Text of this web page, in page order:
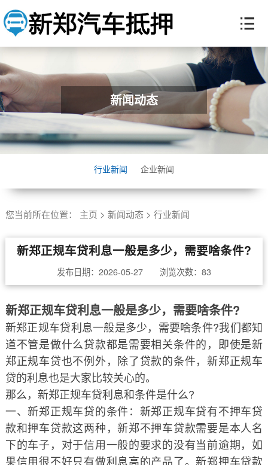
新闻动态
行业新闻 企业新闻
您当前所在位置： 主页 > 新闻动态> 行业新闻
​新郑正规车贷利息一般是多少，需要啥条件?
发布日期：2026-05-27 浏览次数： 83
新郑正规车贷利息一般是多少，需要啥条件?
新郑正规车贷利息一般是多少，需要啥条件?我们都知
道不管是做什么贷款都是需要相关条件的，即使是新
郑正规车贷也不例外，除了贷款的条件，新郑正规车
贷的利息也是大家比较关心的。
那么，新郑正规车贷利息和条件是什么?
一、新郑正规车贷的条件：新郑正规车贷有不押车贷
款和押车贷款这两种，新郑不押车贷款需要是本人名
下的车子，对于信用一般的要求的没有当前逾期，如
果信用很不好只有做利息高的产品了。新郑押车贷款